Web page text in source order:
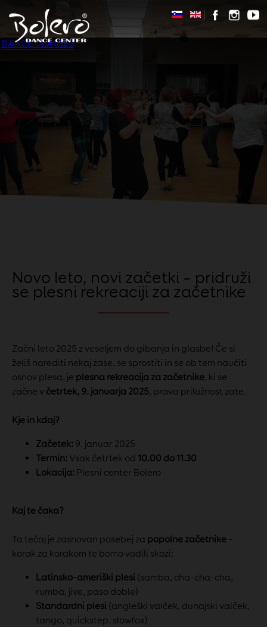
DANCE CLASSES
Novo leto, novi začetki – pridruži
se plesni rekreaciji za začetnike
Začni leto 2025 z veseljem do gibanja in glasbe! Če si
želiš narediti nekaj zase, se sprostiti in se ob tem naučiti
osnov plesa, je plesna rekreacija za začetnike, ki se
začne v četrtek, 9. januarja 2025, prava priložnost zate.
Kje in kdaj?
Začetek: 9. januar 2025
Termin: Vsak četrtek od 10.00 do 11.30
Lokacija: Plesni center Bolero
Kaj te čaka?
Ta tečaj je zasnovan posebej za popolne začetnike –
korak za korakom te bomo vodili skozi:
Latinsko-ameriški plesi (samba, cha-cha-cha,
rumba, jive, paso doble)
Standardni plesi (angleški valček, dunajski valček,
tango, quickstep, slowfox)